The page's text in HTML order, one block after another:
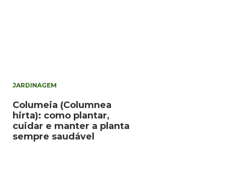
JARDINAGEM
Columeia (Columnea
hirta): como plantar,
cuidar e manter a planta
sempre saudável